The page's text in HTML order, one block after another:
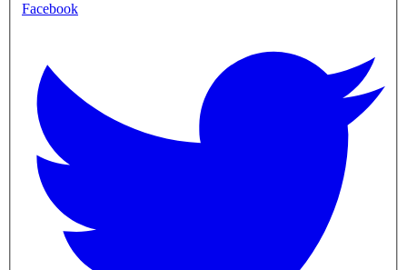
Facebook